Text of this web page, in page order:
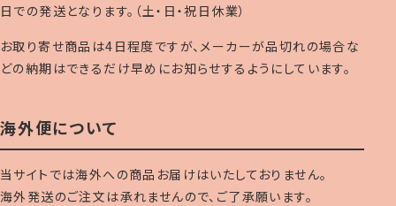
日での発送となります。（土・日・祝日休業）
お取り寄せ商品は4日程度ですが、メーカーが品切れの場合な
どの納期はできるだけ早めにお知らせするようにしています。
海外便について
当サイトでは海外への商品お届けはいたしておりません。
海外発送のご注文は承れませんので、ご了承願います。